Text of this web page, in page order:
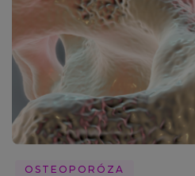
OSTEOPORÓZA